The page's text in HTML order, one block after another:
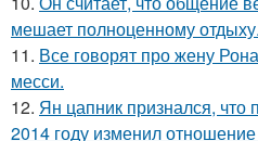
мешает полноценному отдыху.
11. Все говорят про жену
месси.
12. Ян цапник признался, что
2014 году изменил